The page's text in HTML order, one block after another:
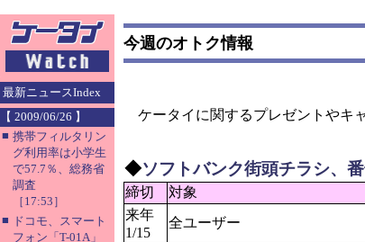
最新ニュースIndex
【 2009/06/26 】
■ 携帯フィルタリン
グ利用率は小学生
で57.7％、総務省
調査
［17:53］
■ ドコモ、スマート
フォン「T-01A」
今週のオトク情報
ケータイに関するプレゼントやキ
◆ソフトバンク街頭チラシ、
締切 対象
来年
1/15
全ユーザー